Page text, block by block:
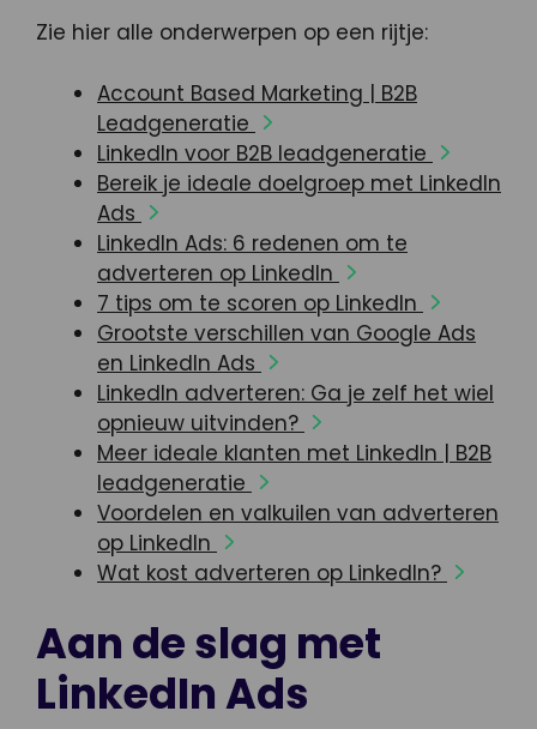
Zie hier alle onderwerpen op een rijtje:
Account Based Marketing | B2B
Leadgeneratie
LinkedIn voor B2B leadgeneratie
Bereik je ideale doelgroep met LinkedIn
Ads
LinkedIn Ads: 6 redenen om te
adverteren op LinkedIn
7 tips om te scoren op LinkedIn
Grootste verschillen van Google Ads
en LinkedIn Ads
LinkedIn adverteren: Ga je zelf het wiel
opnieuw uitvinden?
Meer ideale klanten met LinkedIn | B2B
leadgeneratie
Voordelen en valkuilen van adverteren
op LinkedIn
Wat kost adverteren op LinkedIn?
Aan de slag met
LinkedIn Ads